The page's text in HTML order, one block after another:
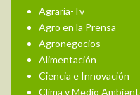
Agraria-Tv
Agro en la Prensa
Agronegocios
Alimentación
Ciencia e Innovación
Clima y Medio